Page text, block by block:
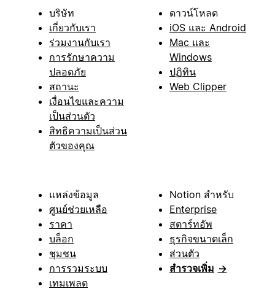
บริษัท
เกี่ยวกับเรา
ร่วมงานกับเรา
การรักษาความ
ปลอดภัย
สถานะ
เงื่อนไขและความ
เป็นส่วนตัว
สิทธิความเป็นส่วน
ตัวของคุณ
ดาวน์โหลด
iOS และ Android
Mac และ
Windows
ปฏิทิน
Web Clipper
แหล่งข้อมูล
ศูนย์ช่วยเหลือ
ราคา
บล็อก
ชุมชน
การรวมระบบ
เทมเพลต
Notion สำหรับ
Enterprise
สตาร์ทอัพ
ธุรกิจขนาดเล็ก
ส่วนตัว
สำรวจเพิ่ม →